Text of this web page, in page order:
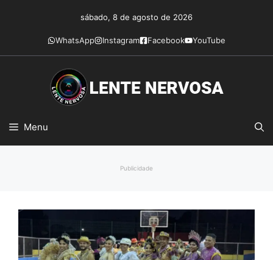
conteúdo
sábado, 8 de agosto de 2026
WhatsApp Instagram Facebook YouTube
Menu
Publicidade